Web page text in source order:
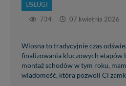
USŁUGI
734
07 kwietnia 2026
Wiosna to tradycyjnie czas
finalizowania kluczowych etapów
montaż schodów w tym roku,
wiadomość, która pozwoli Ci